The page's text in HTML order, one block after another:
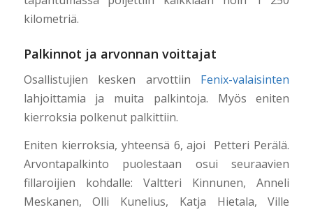
kilometriä.
Palkinnot ja arvonnan voittajat
Osallistujien kesken arvottiin Fenix-valaisinten
lahjoittamia ja muita palkintoja. Myös eniten
kierroksia polkenut palkittiin.
Eniten kierroksia, yhteensä 6, ajoi Petteri Perälä.
Arvontapalkinto puolestaan osui seuraavien
fillaroijien kohdalle: Valtteri Kinnunen, Anneli
Meskanen, Olli Kunelius, Katja Hietala, Ville